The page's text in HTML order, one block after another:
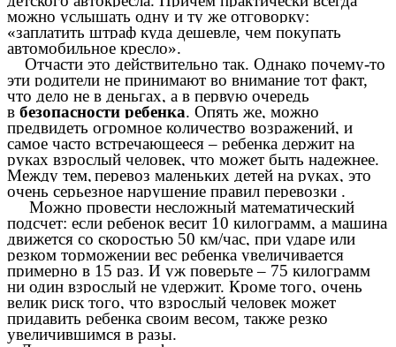
можно услышать одну и ту же отговорку:
«заплатить штраф куда дешевле, чем покупать
автомобильное кресло».
Отчасти это действительно так. Однако почему-то
эти родители не принимают во внимание тот факт,
что дело не в деньгах, а в первую очередь
в безопасности ребенка. Опять же, можно
предвидеть огромное количество возражений, и
самое часто встречающееся – ребенка держит на
руках взрослый человек, что может быть надежнее.
Между тем,перевоз маленьких детей на руках, это
очень серьезное нарушение правил перевозки .
Можно провести несложный математический
подсчет: если ребенок весит 10 килограмм, а машина
движется со скоростью 50 км/час, при ударе или
резком торможении вес ребенка увеличивается
примерно в 15 раз. И уж поверьте – 75 килограмм
ни один взрослый не удержит. Кроме того, очень
велик риск того, что взрослый человек может
придавить ребенка своим весом, также резко
увеличившимся в разы.